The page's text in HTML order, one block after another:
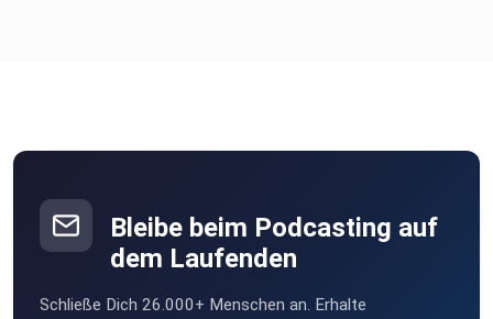
Bleibe beim Podcasting auf
dem Laufenden
Schließe Dich 26.000+ Menschen an. Erhalte